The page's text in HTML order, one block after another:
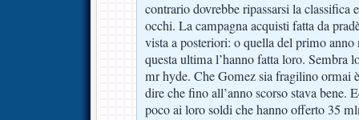
contrario dovrebbe ripassarsi la classifica
occhi. La campagna acquisti fatta da
vista a posteriori: o quella del primo anno
questa ultima l’hanno fatta loro. Sembra
mr hyde. Che Gomez sia fragilino ormai
dire che fino all’anno scorso stava bene.
poco ai loro soldi che hanno offerto 35